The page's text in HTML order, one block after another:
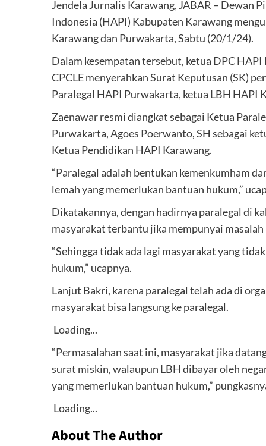
Jendela Jurnalis Karawang, JABAR – Dewan
Indonesia (HAPI) Kabupaten Karawang
Karawang dan Purwakarta, Sabtu (20/1/24).
Dalam kesempatan tersebut, ketua DPC
CPCLE menyerahkan Surat Keputusan (SK)
Paralegal HAPI Purwakarta, ketua LBH HAPI
Zaenawar resmi diangkat sebagai Ketua
Purwakarta, Agoes Poerwanto, SH sebagai
Ketua Pendidikan HAPI Karawang.
“Paralegal adalah bentukan kemenkumham
lemah yang memerlukan bantuan hukum,”
Dikatakannya, dengan hadirnya paralegal di
masyarakat terbantu jika mempunyai
“Sehingga tidak ada lagi masyarakat yang
hukum,” ucapnya.
Lanjut Bakri, karena paralegal telah ada di
masyarakat bisa langsung ke paralegal.
Loading...
“Permasalahan saat ini, masyarakat jika
surat miskin, walaupun LBH dibayar oleh
yang memerlukan bantuan hukum,”
Loading...
About The Author